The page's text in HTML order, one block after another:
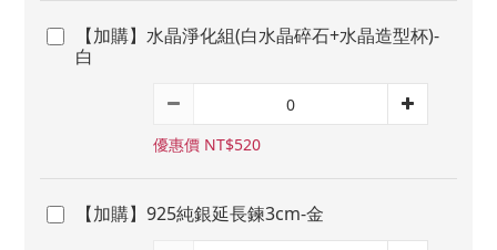
【加購】水晶淨化組(白水晶碎石+水晶造型杯)-
白
優惠價 NT$520
【加購】925純銀延長鍊3cm-金